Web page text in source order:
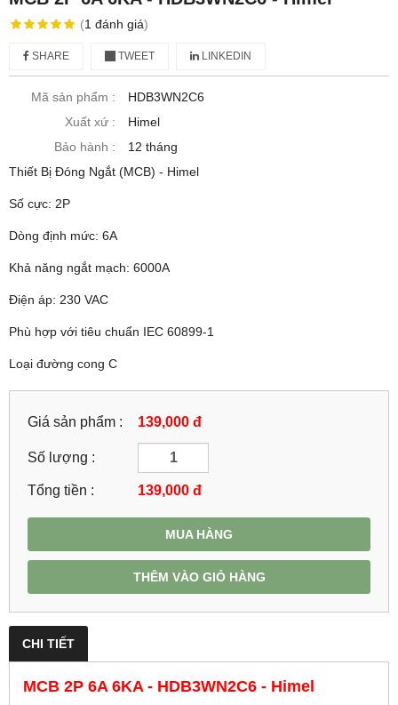
(1 đánh giá)
SHARE TWEET LINKEDIN
Mã sản phẩm :
HDB3WN2C6
Xuất xứ :
Himel
Bảo hành :
12 tháng
Thiết Bị Đóng Ngắt (MCB) - Himel
Số cực: 2P
Dòng định mức: 6A
Khả năng ngắt mạch: 6000A
Điện áp: 230 VAC
Phù hợp với tiêu chuẩn IEC 60899-1
Loại đường cong C
Giá sản phẩm : 139,000 đ
Số lượng :
Tổng tiền : 139,000 đ
MUA HÀNG
THÊM VÀO GIỎ HÀNG
CHI TIẾT
MCB 2P 6A 6KA - HDB3WN2C6 - Himel